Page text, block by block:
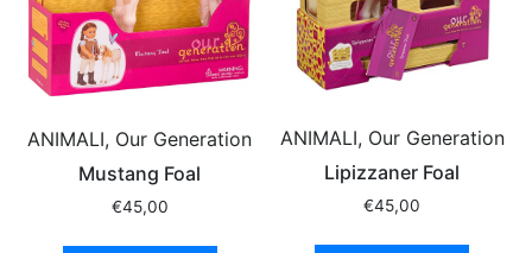
ANIMALI, Our Generation
Mustang Foal
€45,00
ANIMALI, Our Generation
Lipizzaner Foal
€45,00